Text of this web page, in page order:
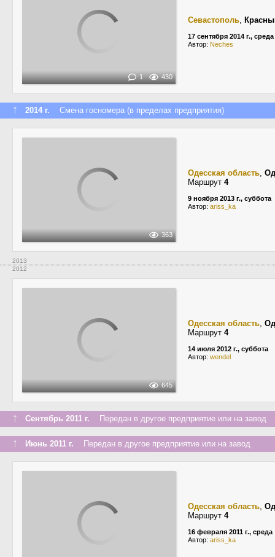
1 430
Севастополь,
17 сентября 2014 г., среда
Автор: Neches
↑ 2014 г. Смена госномера (в пределах предприятия)
363
Одесская область,
Маршрут 4
9 ноября 2013 г., суббота
Автор: ariss_ka
2013
2012
645
Одесская область,
Маршрут 4
14 июля 2012 г., суббота
Автор: wendel
↑ Сентябрь 2011 г. Передан в другое предприятие или на завод
↑ Июнь 2011 г. Передан в другое предприятие или на завод
Одесская область,
Маршрут 4
16 февраля 2011 г., среда
Автор: ariss_ka